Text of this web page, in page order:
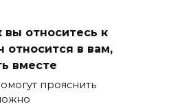
относитесь к
относится в вам,
вместе
прояснить